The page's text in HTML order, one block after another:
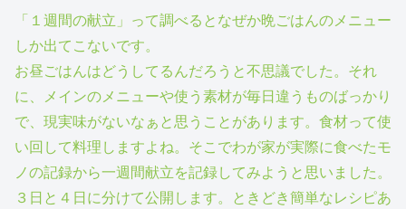
「１週間の献立」って調べるとなぜか晩ごはんのメニュー
しか出てこないです。
お昼ごはんはどうしてるんだろうと不思議でした。それ
に、メインのメニューや使う素材が毎日違うものばっかり
で、現実味がないなぁと思うことがあります。食材って使
い回して料理しますよね。そこでわが家が実際に食べたモ
ノの記録から一週間献立を記録してみようと思いました。
３日と４日に分けて公開します。ときどき簡単なレシピあ